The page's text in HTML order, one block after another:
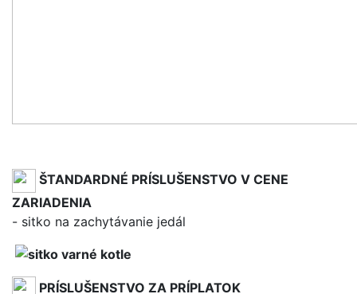
ŠTANDARDNÉ PRÍSLUŠENSTVO V CENE
ZARIADENIA
- sitko na zachytávanie jedál
PRÍSLUŠENSTVO ZA PRÍPLATOK